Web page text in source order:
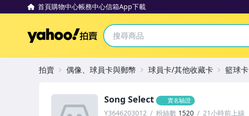
首頁購物中心帳務中心信箱App下載
Yahoo拍賣
Song Select 實名驗證
Y3646203012 粉絲數 1520
21小時前上線
拍賣 偶像、球員卡與郵幣 球員卡/其他收藏卡 籃球卡